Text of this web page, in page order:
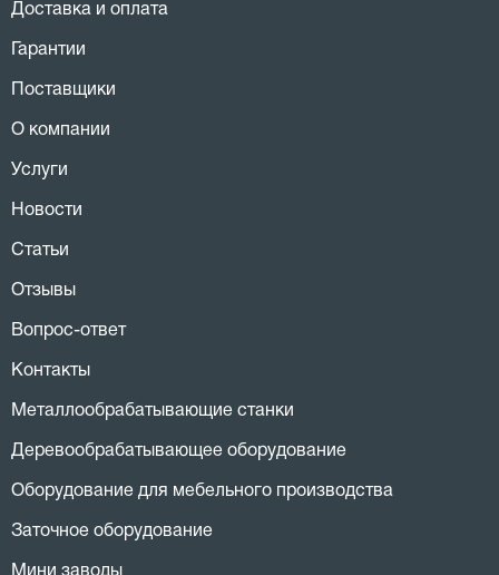
Доставка и оплата
Гарантии
Поставщики
О компании
Услуги
Новости
Статьи
Отзывы
Вопрос-ответ
Контакты
Металлообрабатывающие станки
Деревообрабатывающее оборудование
Оборудование для мебельного производства
Заточное оборудование
Мини заводы